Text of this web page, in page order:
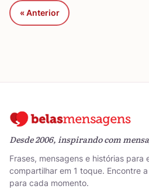
« Anterior
Desde 2006, inspirando com
Frases, mensagens e histórias para
compartilhar em 1 toque. Encontre
para cada momento.